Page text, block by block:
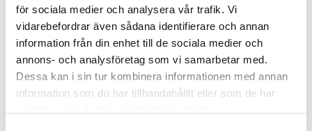
för sociala medier och analysera vår trafik. Vi
vidarebefordrar även sådana identifierare och annan
information från din enhet till de sociala medier och
annons- och analysföretag som vi samarbetar med.
Dessa kan i sin tur kombinera informationen med annan
information som du har tillhandahållit eller som de har
Elstol förare med minne
Elstol passagerare
Eluppvärmda
Euro 6
Fartbegränsare
Tonade rutor
Touch-/Pekskärm
Trötthetsvarnare
USB-uttag